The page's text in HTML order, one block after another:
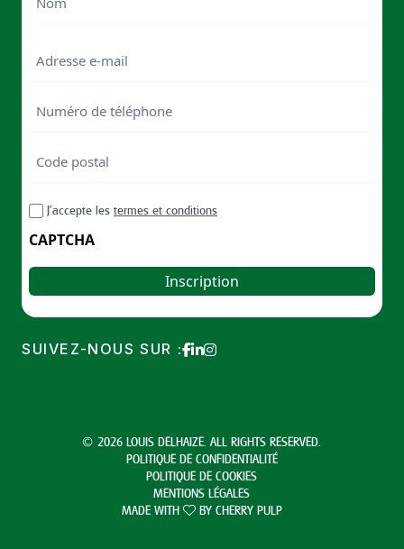
de
postal
postal
RGPDJ’accepte les termes et conditions
CAPTCHA
SUIVEZ-NOUS SUR :
© 2026 LOUIS DELHAIZE. ALL RIGHTS RESERVED.
POLITIQUE DE CONFIDENTIALITÉ
POLITIQUE DE COOKIES
MENTIONS LÉGALES
MADE WITH
BY CHERRY PULP